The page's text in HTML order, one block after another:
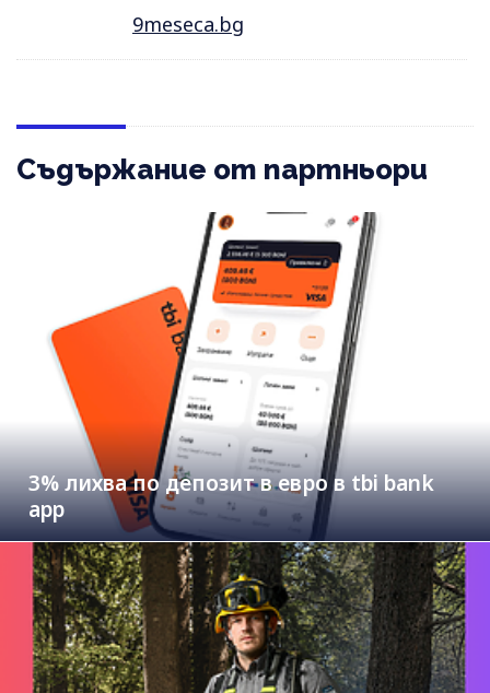
9meseca.bg
Съдържание от партньори
3% лихва по депозит в евро в tbi bank
app